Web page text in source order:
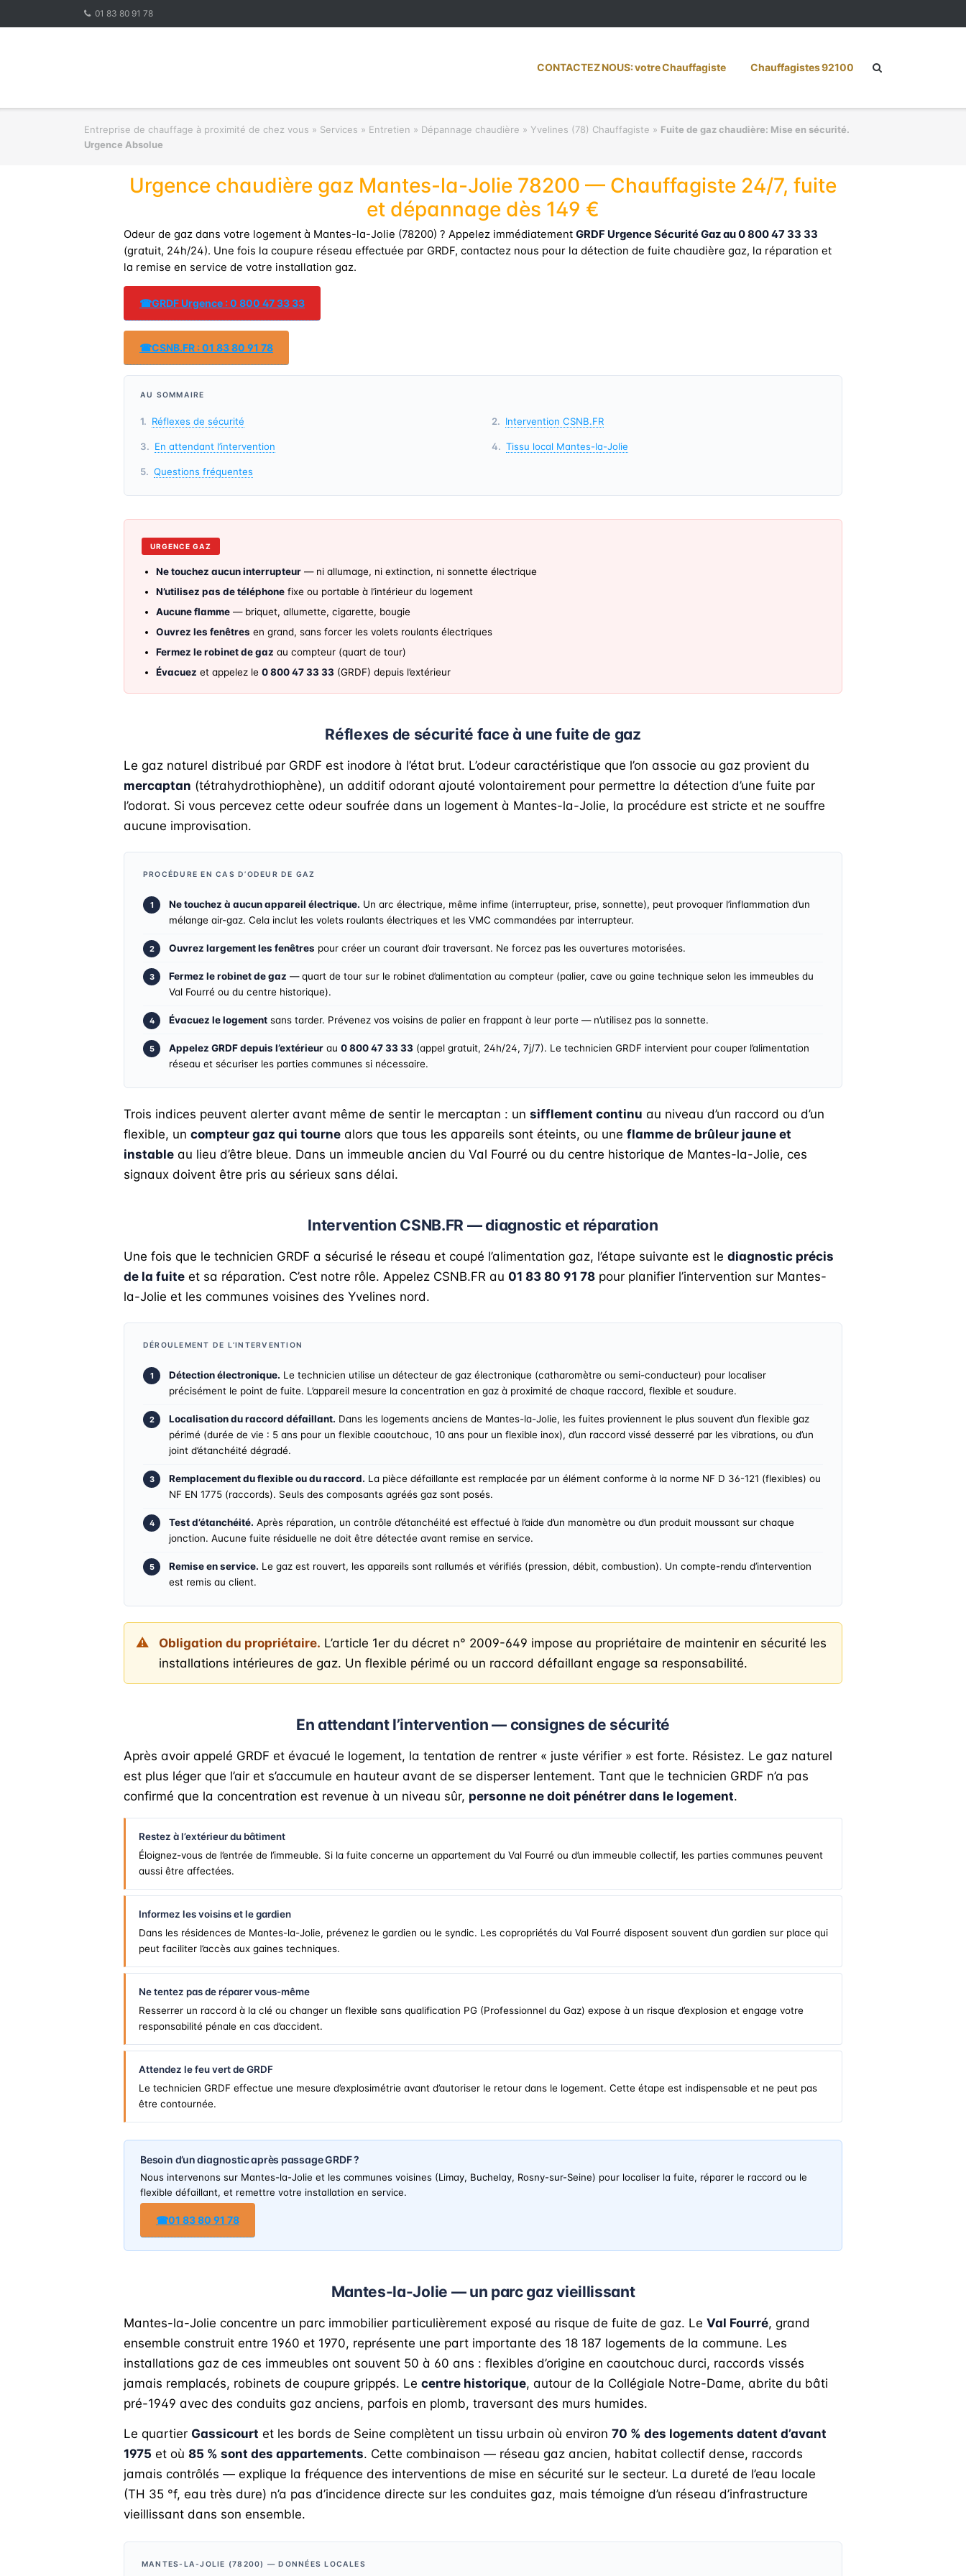
01 83 80 91 78
CONTACTEZ NOUS: votre Chauffagiste Chauffagistes 92100
Entreprise de chauffage à proximité de chez vous » Services » Entretien » Dépannage chaudière » Yvelines (78) Chauffagiste » Fuite de gaz chaudière: Mise en sécurité.
Urgence Absolue
Urgence chaudière gaz Mantes-la-Jolie 78200 — Chauffagiste 24/7, fuite
et dépannage dès 149 €
Odeur de gaz dans votre logement à Mantes-la-Jolie (78200) ? Appelez immédiatement GRDF Urgence Sécurité Gaz au 0 800 47 33 33
(gratuit, 24h/24). Une fois la coupure réseau effectuée par GRDF, contactez nous pour la détection de fuite chaudière gaz, la réparation et
la remise en service de votre installation gaz.
☎GRDF Urgence : 0 800 47 33 33
☎CSNB.FR : 01 83 80 91 78
AU SOMMAIRE
Réflexes de sécurité Intervention CSNB.FR
En attendant l’intervention Tissu local Mantes-la-Jolie
Questions fréquentes
URGENCE GAZ
Ne touchez aucun interrupteur — ni allumage, ni extinction, ni sonnette électrique
N’utilisez pas de téléphone fixe ou portable à l’intérieur du logement
Aucune flamme — briquet, allumette, cigarette, bougie
Ouvrez les fenêtres en grand, sans forcer les volets roulants électriques
Fermez le robinet de gaz au compteur (quart de tour)
Évacuez et appelez le 0 800 47 33 33 (GRDF) depuis l’extérieur
Réflexes de sécurité face à une fuite de gaz
Le gaz naturel distribué par GRDF est inodore à l’état brut. L’odeur caractéristique que l’on associe au gaz provient du
mercaptan (tétrahydrothiophène), un additif odorant ajouté volontairement pour permettre la détection d’une fuite par
l’odorat. Si vous percevez cette odeur soufrée dans un logement à Mantes-la-Jolie, la procédure est stricte et ne souffre
aucune improvisation.
PROCÉDURE EN CAS D’ODEUR DE GAZ
Ne touchez à aucun appareil électrique. Un arc électrique, même infime (interrupteur, prise, sonnette), peut provoquer l’inflammation d’un
mélange air-gaz. Cela inclut les volets roulants électriques et les VMC commandées par interrupteur.
Ouvrez largement les fenêtres pour créer un courant d’air traversant. Ne forcez pas les ouvertures motorisées.
Fermez le robinet de gaz — quart de tour sur le robinet d’alimentation au compteur (palier, cave ou gaine technique selon les immeubles du
Val Fourré ou du centre historique).
Évacuez le logement sans tarder. Prévenez vos voisins de palier en frappant à leur porte — n’utilisez pas la sonnette.
Appelez GRDF depuis l’extérieur au 0 800 47 33 33 (appel gratuit, 24h/24, 7j/7). Le technicien GRDF intervient pour couper l’alimentation
réseau et sécuriser les parties communes si nécessaire.
Trois indices peuvent alerter avant même de sentir le mercaptan : un sifflement continu au niveau d’un raccord ou d’un
flexible, un compteur gaz qui tourne alors que tous les appareils sont éteints, ou une flamme de brûleur jaune et
instable au lieu d’être bleue. Dans un immeuble ancien du Val Fourré ou du centre historique de Mantes-la-Jolie, ces
signaux doivent être pris au sérieux sans délai.
Intervention CSNB.FR — diagnostic et réparation
Une fois que le technicien GRDF a sécurisé le réseau et coupé l’alimentation gaz, l’étape suivante est le diagnostic précis
de la fuite et sa réparation. C’est notre rôle. Appelez CSNB.FR au 01 83 80 91 78 pour planifier l’intervention sur Mantes-
la-Jolie et les communes voisines des Yvelines nord.
DÉROULEMENT DE L’INTERVENTION
Détection électronique. Le technicien utilise un détecteur de gaz électronique (catharomètre ou semi-conducteur) pour localiser
précisément le point de fuite. L’appareil mesure la concentration en gaz à proximité de chaque raccord, flexible et soudure.
Localisation du raccord défaillant. Dans les logements anciens de Mantes-la-Jolie, les fuites proviennent le plus souvent d’un flexible gaz
périmé (durée de vie : 5 ans pour un flexible caoutchouc, 10 ans pour un flexible inox), d’un raccord vissé desserré par les vibrations, ou d’un
joint d’étanchéité dégradé.
Remplacement du flexible ou du raccord. La pièce défaillante est remplacée par un élément conforme à la norme NF D 36-121 (flexibles) ou
NF EN 1775 (raccords). Seuls des composants agréés gaz sont posés.
Test d’étanchéité. Après réparation, un contrôle d’étanchéité est effectué à l’aide d’un manomètre ou d’un produit moussant sur chaque
jonction. Aucune fuite résiduelle ne doit être détectée avant remise en service.
Remise en service. Le gaz est rouvert, les appareils sont rallumés et vérifiés (pression, débit, combustion). Un compte-rendu d’intervention
est remis au client.
Obligation du propriétaire. L’article 1er du décret n° 2009-649 impose au propriétaire de maintenir en sécurité les
installations intérieures de gaz. Un flexible périmé ou un raccord défaillant engage sa responsabilité.
En attendant l’intervention — consignes de sécurité
Après avoir appelé GRDF et évacué le logement, la tentation de rentrer « juste vérifier » est forte. Résistez. Le gaz naturel
est plus léger que l’air et s’accumule en hauteur avant de se disperser lentement. Tant que le technicien GRDF n’a pas
confirmé que la concentration est revenue à un niveau sûr, personne ne doit pénétrer dans le logement.
Restez à l’extérieur du bâtiment
Éloignez-vous de l’entrée de l’immeuble. Si la fuite concerne un appartement du Val Fourré ou d’un immeuble collectif, les parties communes peuvent
aussi être affectées.
Informez les voisins et le gardien
Dans les résidences de Mantes-la-Jolie, prévenez le gardien ou le syndic. Les copropriétés du Val Fourré disposent souvent d’un gardien sur place qui
peut faciliter l’accès aux gaines techniques.
Ne tentez pas de réparer vous-même
Resserrer un raccord à la clé ou changer un flexible sans qualification PG (Professionnel du Gaz) expose à un risque d’explosion et engage votre
responsabilité pénale en cas d’accident.
Attendez le feu vert de GRDF
Le technicien GRDF effectue une mesure d’explosimétrie avant d’autoriser le retour dans le logement. Cette étape est indispensable et ne peut pas
être contournée.
Besoin d’un diagnostic après passage GRDF ?
Nous intervenons sur Mantes-la-Jolie et les communes voisines (Limay, Buchelay, Rosny-sur-Seine) pour localiser la fuite, réparer le raccord ou le
flexible défaillant, et remettre votre installation en service.
☎01 83 80 91 78
Mantes-la-Jolie — un parc gaz vieillissant
Mantes-la-Jolie concentre un parc immobilier particulièrement exposé au risque de fuite de gaz. Le Val Fourré, grand
ensemble construit entre 1960 et 1970, représente une part importante des 18 187 logements de la commune. Les
installations gaz de ces immeubles ont souvent 50 à 60 ans : flexibles d’origine en caoutchouc durci, raccords vissés
jamais remplacés, robinets de coupure grippés. Le centre historique, autour de la Collégiale Notre-Dame, abrite du bâti
pré-1949 avec des conduits gaz anciens, parfois en plomb, traversant des murs humides.
Le quartier Gassicourt et les bords de Seine complètent un tissu urbain où environ 70 % des logements datent d’avant
1975 et où 85 % sont des appartements. Cette combinaison — réseau gaz ancien, habitat collectif dense, raccords
jamais contrôlés — explique la fréquence des interventions de mise en sécurité sur le secteur. La dureté de l’eau locale
(TH 35 °f, eau très dure) n’a pas d’incidence directe sur les conduites gaz, mais témoigne d’un réseau d’infrastructure
vieillissant dans son ensemble.
MANTES-LA-JOLIE (78200) — DONNÉES LOCALES